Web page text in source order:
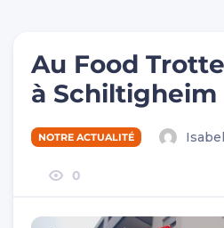
Au Food
à Schiltigheim
NOTRE ACTUALITÉ
0